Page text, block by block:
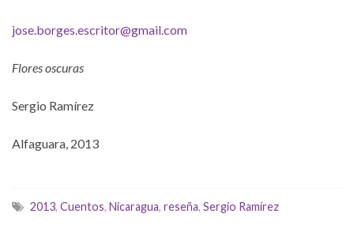
jose.borges.escritor@gmail.com
Flores oscuras
Sergio Ramírez
Alfaguara, 2013
2013, Cuentos, Nicaragua, reseña, Sergio Ramírez